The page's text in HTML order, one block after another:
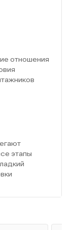
отношения
этапы